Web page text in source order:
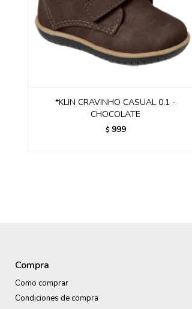
*KLIN CRAVINHO CASUAL 0.1 -
CHOCOLATE
$ 999
Compra
Como comprar
Condiciones de compra